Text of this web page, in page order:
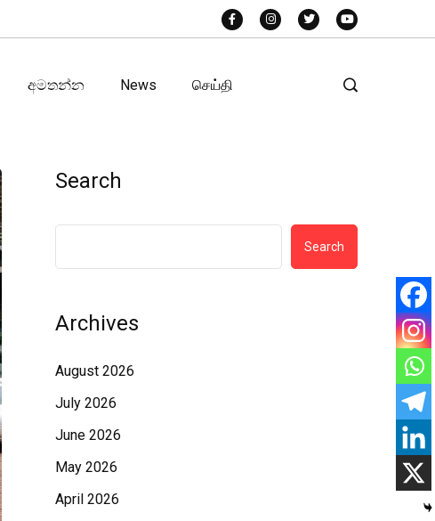
අමතන්න News செய்தி
Search
Search
Archives
August 2026
July 2026
June 2026
May 2026
April 2026